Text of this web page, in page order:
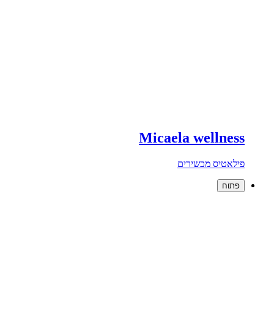
Micaela wellness
פילאטיס מכשירים
פתוח